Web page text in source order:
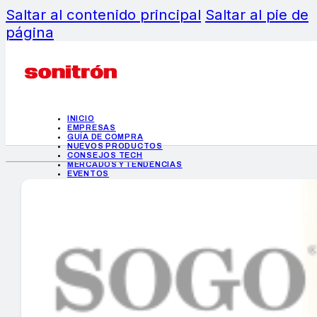
Saltar al contenido principal Saltar al pie de
página
INICIO
EMPRESAS
GUÍA DE COMPRA
NUEVOS PRODUCTOS
CONSEJOS TECH
MERCADOS Y TENDENCIAS
EVENTOS
INICIO
EMPRESAS